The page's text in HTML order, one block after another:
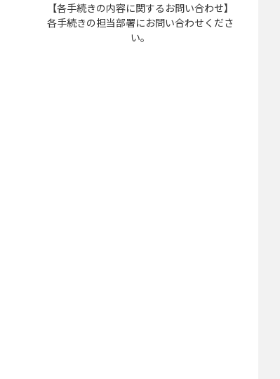
【各手続きの内容に関するお問い合わせ】
各手続きの担当部署にお問い合わせくださ
い。